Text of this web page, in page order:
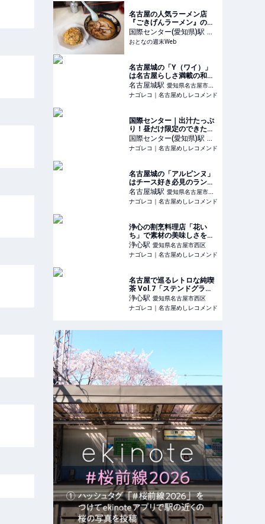
名古屋の人気ラーメン店
『ごきげんラーメン』のカ
レー半チャーハンと味噌チ
ャーシューの組み合わせは
大正解！
国際センター(愛知県)駅 愛
知県名古屋市中村区
おとなの週末Web
名古屋城の「Y（ワイ）」
は名古屋らしさ満載の和風
ラザニア専門店
名古屋城駅 愛知県名古屋市中
区
ナゴレコ｜名古屋めしレコメンド
国際センター｜出汁たっぷ
り！昼だけ限定のできたて
だし巻き玉子定食が美味し
すぎる
国際センター(愛知県)駅 愛
知県名古屋市中村区
ナゴレコ｜名古屋めしレコメンド
名古屋城の「アルピンヌ」
はチース好き必見のランチ
が楽しめるチーズ専門店
名古屋城駅 愛知県名古屋市中
区
ナゴレコ｜名古屋めしレコメンド
浄心の割烹料理店「花い
ち」で素材の美味しさを引
き出した料理に舌鼓
浄心駅 愛知県名古屋市西区
ナゴレコ｜名古屋めしレコメンド
名古屋で巡るレトロな純喫
茶 Vol.7「ステンドグラ
ス」と「こんがりトース
ト」
浄心駅 愛知県名古屋市西区
ナゴレコ｜名古屋めしレコメンド